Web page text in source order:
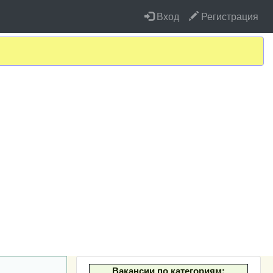
Вход Регистрация